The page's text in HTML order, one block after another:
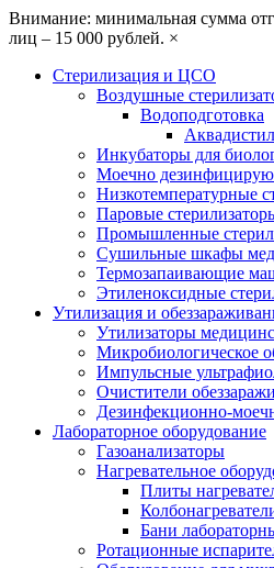
Внимание: минимальная сумма
лиц – 15 000 рублей. ×
Стерилизация и ЦСО
Воздушные
Водоподготовка
Инкубаторы для
Моечно
Низкотемпературные
Паровые
Промышленные
Сушильные шкафы
Термозапаивающие
Этиленоксидные
Утилизация и
Утилизаторы
Микробиологическое
Импульсные
Очистители
Дезинфекционно-
Лабораторное оборудование
Газоанализаторы
Нагревательное
Плиты
Бани
Ротационные